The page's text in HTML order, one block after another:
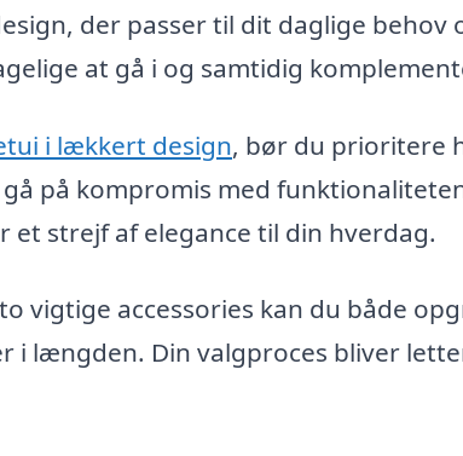
der passer til dit daglige behov
at gå i og samtidig
i lækkert design, bør du prioritere
på kompromis med
strejf af elegance til din hverdag.
vigtige accessories kan du både
i længden. Din valgproces bliver